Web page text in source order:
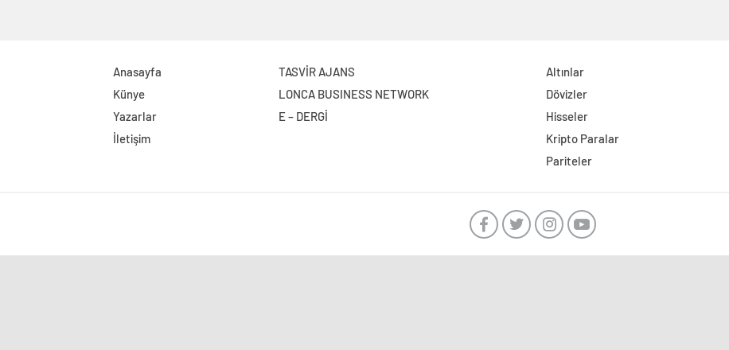
Anasayfa
Künye
Yazarlar
İletişim
TASVİR AJANS
LONCA BUSINESS NETWORK
E – DERGİ
Altınlar
Dövizler
Hisseler
Kripto Paralar
Pariteler